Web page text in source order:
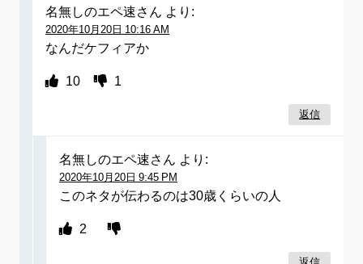
名無しのエペ速さん より:
2020年10月20日 10:16 AM
なんだケフィアか
10 1
返信
名無しのエペ速さん より:
2020年10月20日 9:45 PM
このネタが伝わるのは30歳くらいの人
2